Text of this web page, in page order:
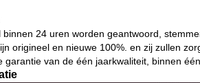
24 uren worden geantwoord,
origineel en nieuwe 100%. en zij zullen
garantie van de één jaarkwaliteit, binnen